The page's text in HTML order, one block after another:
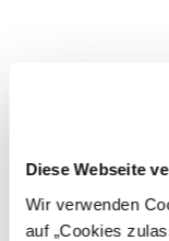
Diese Webseite
Wir verwenden
auf „Cookies